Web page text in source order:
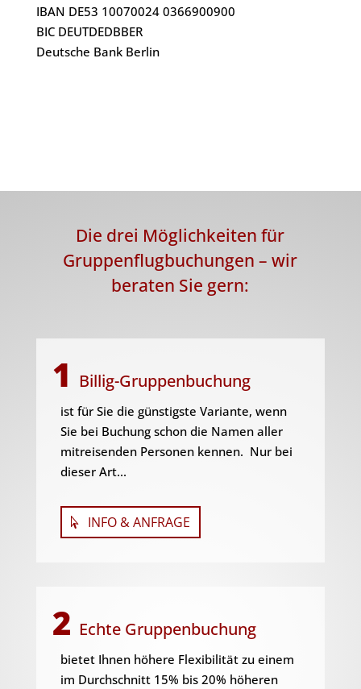
IBAN DE53 10070024 0366900900
BIC DEUTDEDBBER
Deutsche Bank Berlin
Die drei Möglichkeiten für
Gruppenflugbuchungen – wir
beraten Sie gern:
1 Billig-Gruppenbuchung
ist für Sie die günstigste Variante, wenn
Sie bei Buchung schon die Namen aller
mitreisenden Personen kennen. Nur bei
dieser Art...
INFO & ANFRAGE
2 Echte Gruppenbuchung
bietet Ihnen höhere Flexibilität zu einem
im Durchschnitt 15% bis 20% höheren